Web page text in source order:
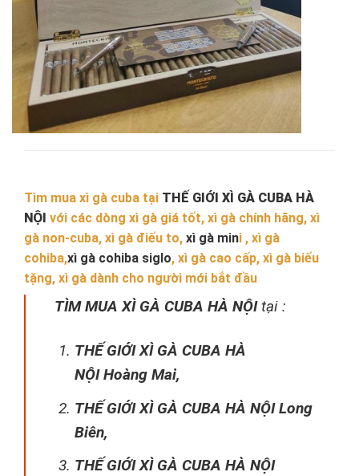
Tìm mua xì gà cuba tại THẾ GIỚI XÌ GÀ CUBA HÀ
NỘI với các dòng xì gà giá tốt, xì gà chính hãng, xì
gà non-cuba, xì gà điếu to, xì gà mini , xì gà
cohiba,xì gà cohiba siglo, xì gà cao cấp, xì gà biếu
tặng, xì gà dành cho người mới bắt đầu
TÌM MUA XÌ GÀ CUBA HÀ NỘItại :
THẾ GIỚI XÌ GÀ CUBA HÀ
NỘI Hoàng Mai,
THẾ GIỚI XÌ GÀ CUBA HÀ NỘI Long
Biên,
THẾ GIỚI XÌ GÀ CUBA HÀ NỘI